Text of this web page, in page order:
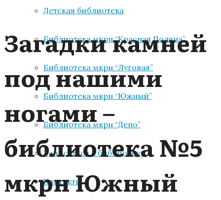
Детская библиотека
Библиотека мкрн “Красная Поляна”
Библиотека мкрн “Луговая”
Библиотека мкрн “Южный”
Библиотека мкрн “Депо”
Записаться в библиотеку
Контакты
Загадки камней
под нашими
ногами –
библиотека №5
мкрн Южный